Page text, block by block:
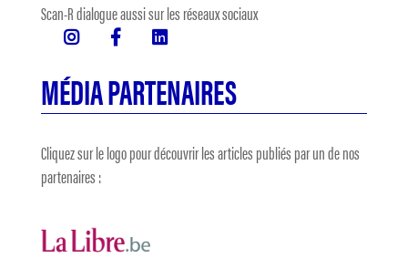
Scan-R dialogue aussi sur les réseaux sociaux
MÉDIA PARTENAIRES
Cliquez sur le logo pour découvrir les articles publiés par un de nos
partenaires :